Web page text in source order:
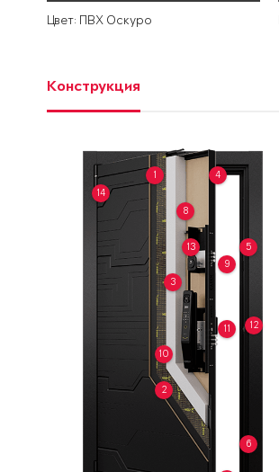
Цвет: ПВХ Оскуро
Конструкция
1
2
3
4
5
6
8
9
10
11 12
13
14